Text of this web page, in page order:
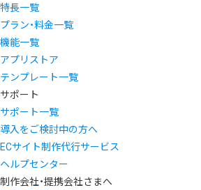
特長一覧
プラン・料金一覧
機能一覧
アプリストア
テンプレート一覧
サポート
サポート一覧
導入をご検討中の方へ
ECサイト制作代行サービス
ヘルプセンター
制作会社・提携会社さまへ